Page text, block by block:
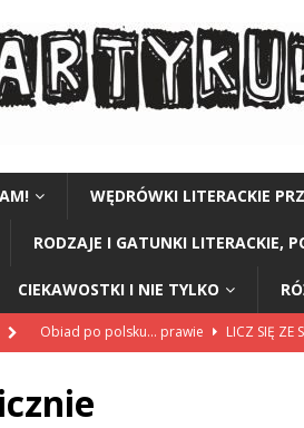
WĘDRÓWKI LITERACKIE
RODZAJE I GATUNKI LITERACKIE,
CIEKAWOSTKI I NIE TYLKO
Obiad po polsku… prawie
LICZ SIĘ ZE
„Kompania 1114”